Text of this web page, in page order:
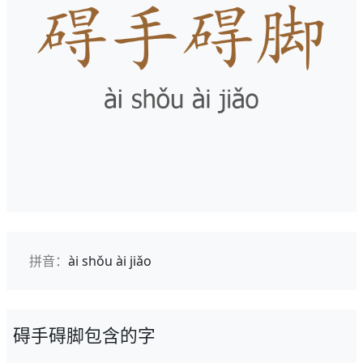
拼音： ài shǒu ài jiǎo
碍手碍脚包含的字